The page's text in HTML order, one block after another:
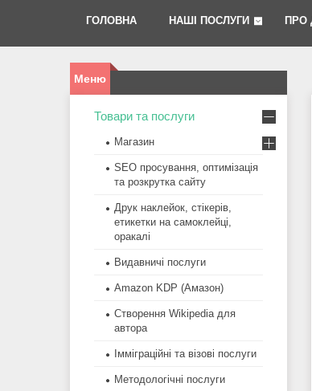
ГОЛОВНА НАШІ ПОСЛУГИ ПРО
Товари та послуги
Магазин
SEO просування, оптимізація
та розкрутка сайту
Друк наклейок, стікерів,
етикетки на самоклейці,
оракалі
Видавничі послуги
Amazon KDP (Амазон)
Створення Wikipedia для
автора
Імміграційні та візові послуги
Методологічні послуги